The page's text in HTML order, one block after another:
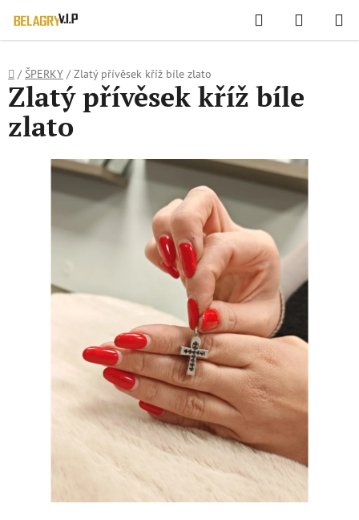
WIDGET HODNOCENÍ OBCHODU
Přejít
na
Hledat
KOŠÍK
Domů
/ ŠPERKY / Zlatý přívěsek kříž bíle zlato
Zlatý přívěsek kříž bíle
zlato